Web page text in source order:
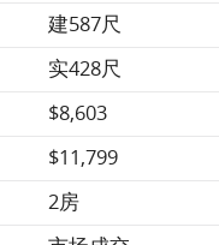
建587尺
实428尺
$8,603
$11,799
2房